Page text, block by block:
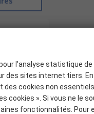
l'analyse statistique de
des sites internet tiers.
cookies non
cookies ». Si vous ne le
fonctionnalités. Pour